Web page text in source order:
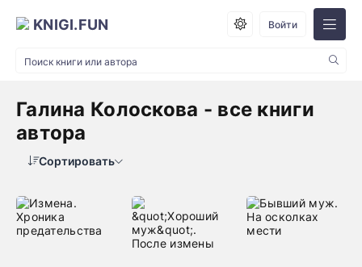
KNIGI.FUN Войти
Галина Колоскова - все книги
автора
Сортировать